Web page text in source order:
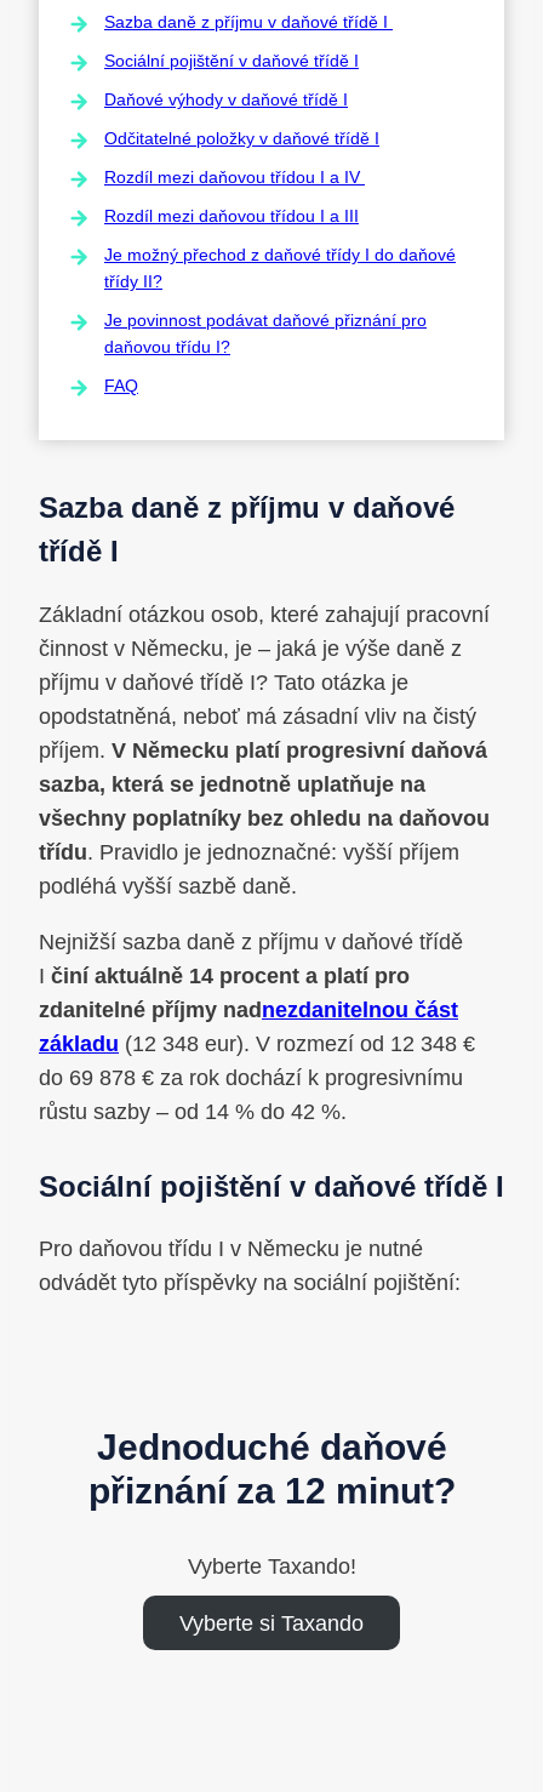
Sazba daně z příjmu v daňové třídě I
Sociální pojištění v daňové třídě I
Daňové výhody v daňové třídě I
Odčitatelné položky v daňové třídě I
Rozdíl mezi daňovou třídou I a IV
Rozdíl mezi daňovou třídou I a III
Je možný přechod z daňové třídy I do daňové
třídy II?
Je povinnost podávat daňové přiznání pro
daňovou třídu I?
FAQ
Sazba daně z příjmu v daňové
třídě I
Základní otázkou osob, které zahajují pracovní
činnost v Německu, je – jaká je výše daně z
příjmu v daňové třídě I? Tato otázka je
opodstatněná, neboť má zásadní vliv na čistý
příjem. V Německu platí progresivní daňová
sazba, která se jednotně uplatňuje na
všechny poplatníky bez ohledu na daňovou
třídu. Pravidlo je jednoznačné: vyšší příjem
podléhá vyšší sazbě daně.
Nejnižší sazba daně z příjmu v daňové třídě
I činí aktuálně 14 procent a platí pro
zdanitelné příjmy nadnezdanitelnou část
základu (12 348 eur). V rozmezí od 12 348 €
do 69 878 € za rok dochází k progresivnímu
růstu sazby – od 14 % do 42 %.
Sociální pojištění v daňové třídě I
Pro daňovou třídu I v Německu je nutné
odvádět tyto příspěvky na sociální pojištění:
Jednoduché daňové
přiznání za 12 minut?
Vyberte Taxando!
Vyberte si Taxando